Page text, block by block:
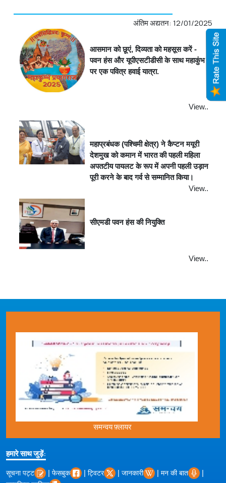
अंतिम अद्यतन: 12/01/2025
आसमान को छूएं, दिव्यता को महसूस करें -
पवन हंस और यूपीएसटीडीसी के साथ महाकुंभ
पर एक पवित्र हवाई यात्रा.
View..
महाप्रबंधक (पश्चिमी क्षेत्र) ने कैप्टन मयूरी
देशमुख को कमान में भारत की पहली महिला
अपतटीय पायलट के रूप में अपनी पहली उड़ान
पूरी करने के बाद गर्व से सम्मानित किया।
View..
सीएमडी पवन हंस की नियुक्ति
View..
पवन हंस और एयरबस हेलीकॉप्टरों ने
हेलीकॉप्टरों की एएस365एन डॉफिन श्रृंखला
किए
पवन हंस और एयरबस हेलीकॉप्टरों ने
हेलीकॉप्टरों की एएस365एन डॉफिन श्रृंखला
के समर्थन के लिए समझौता ज्ञापन पर हस्ताक्षर
एयर एयरबस हेलीकॉप्टर्स और पवन हंस
लिमिटेड के बीच एमओयू साइनिंग सेरेमनी में ले
बोरगेट
समन्वय फ़्लायर
हमारे साथ जुड़ें:
सूचना पट्ट | फेसबुक | ट्विटर | जानकारी | मन की बात |